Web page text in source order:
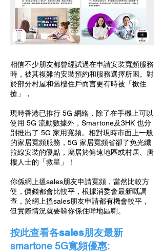
相信不少朋友都曾經試過在申請安裝寬頻服務
時，被其複雜的安裝預約和服務選擇所困。對
於部分村屋和舊樓住戶而言更有時被「撳住
搶」，
現時香港已推行 5G 網絡，除了在手機上可以
使用 5G 流動數據外，Smartone及3HK 也分
別推出了 5G 家用寬頻。相對現時市面上一般
的家居寬頻服務，5G 家居寬頻省卻了免光纖
拉線安裝的優點，屬居於偏遠地區或村居、唐
樓人士的「救星」！
你係網上搵sales朋友申請寬頻，當然比較方
便，價錢都會比較平，根據消委會最新嘅調
查，於網上搵sales朋友申請都有機會較平，
但實際情況就要睇你係住咩地區喇。
按此查看各sales朋友最新
smartone 5G寬頻優惠: